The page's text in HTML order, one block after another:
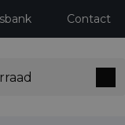
Contact